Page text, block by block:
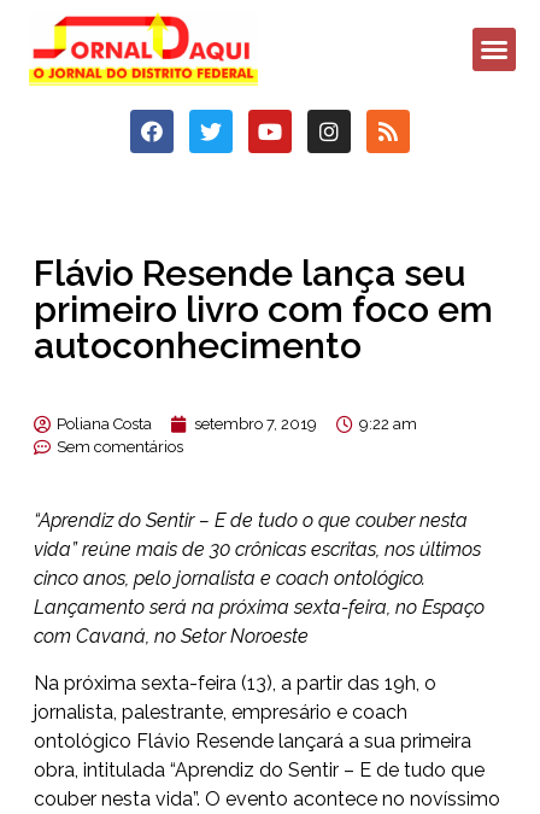
Flávio Resende lança seu
primeiro livro com foco em
autoconhecimento
Poliana Costa setembro 7, 2019
9:22 am
Sem comentários
“Aprendiz do Sentir – E de tudo o que couber nesta
vida” reúne mais de 30 crônicas escritas, nos últimos
cinco anos, pelo jornalista e coach ontológico.
Lançamento será na próxima sexta-feira, no Espaço
com Cavaná, no Setor Noroeste
Na próxima sexta-feira (13), a partir das 19h, o
jornalista, palestrante, empresário e coach
ontológico Flávio Resende lançará a sua primeira
obra, intitulada “Aprendiz do Sentir – E de tudo que
couber nesta vida”. O evento acontece no novíssimo